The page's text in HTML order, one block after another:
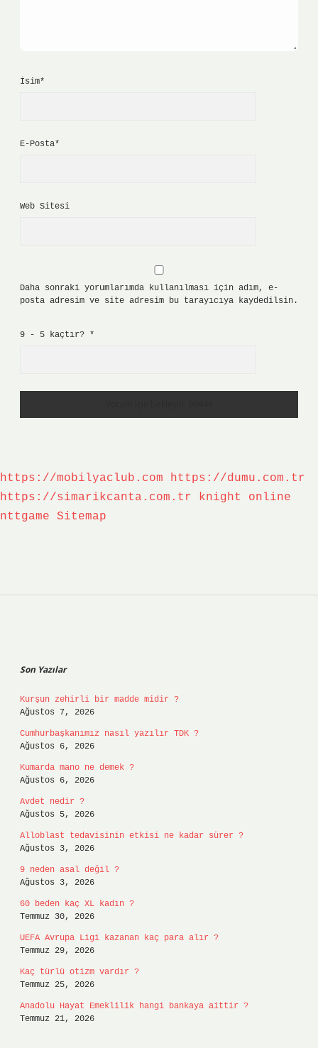
İsim*
E-Posta*
Web Sitesi
Daha sonraki yorumlarımda kullanılması için adım, e-
posta adresim ve site adresim bu tarayıcıya kaydedilsin.
9 - 5 kaçtır? *
https://mobilyaclub.com
https://dumu.com.tr
https://simarikcanta.com.tr
knight online
nttgame
Sitemap
Son Yazılar
Kurşun zehirli bir madde midir ?
Ağustos 7, 2026
Cumhurbaşkanımız nasıl yazılır TDK ?
Ağustos 6, 2026
Kumarda mano ne demek ?
Ağustos 6, 2026
Avdet nedir ?
Ağustos 5, 2026
Alloblast tedavisinin etkisi ne kadar sürer ?
Ağustos 3, 2026
9 neden asal değil ?
Ağustos 3, 2026
60 beden kaç XL kadın ?
Temmuz 30, 2026
UEFA Avrupa Ligi kazanan kaç para alır ?
Temmuz 29, 2026
Kaç türlü otizm vardır ?
Temmuz 25, 2026
Anadolu Hayat Emeklilik hangi bankaya aittir ?
Temmuz 21, 2026